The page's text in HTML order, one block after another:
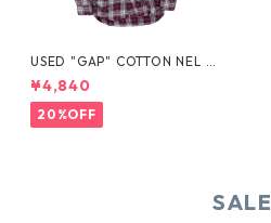
USED "GAP" COTTON NEL SH
IRT
¥4,840
20%OFF
SALE